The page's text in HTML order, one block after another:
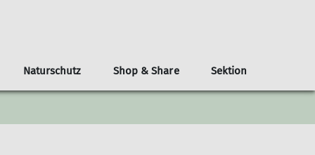
Reisekostenabrechnung
Benutzerordnung
InformationsmaterialWandergruppe
Naturschutz Shop & Share
Materialverleih
Sektion
Klimaschutz und Bilanzierung